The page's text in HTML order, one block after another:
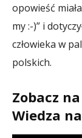
opowieść
my :-)” i
człowieka w
polskich.
Zobacz
Wiedza